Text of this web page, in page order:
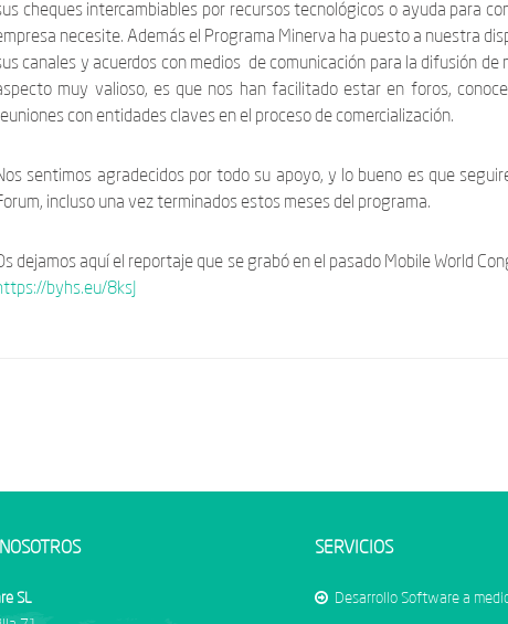
cheques intercambiables por recursos tecnológicos o ayuda para
necesite. Además el Programa Minerva ha puesto a nuestra
canales y acuerdos con medios de comunicación para la difusión
muy valioso, es que nos han facilitado estar en foros,
con entidades claves en el proceso de comercialización.
sentimos agradecidos por todo su apoyo, y lo bueno es que
incluso una vez terminados estos meses del programa.
dejamos aquí el reportaje que se grabó en el pasado Mobile World
byhs.eu/8ksJ
SL
SERVICIOS
Desarrollo Software a